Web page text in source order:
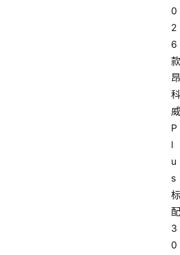
0
2
6
款
昂
科
威
P
l
u
s
标
配
3
0